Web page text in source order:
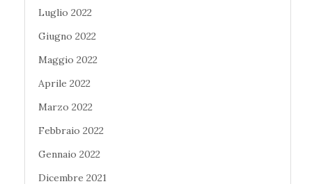
Luglio 2022
Giugno 2022
Maggio 2022
Aprile 2022
Marzo 2022
Febbraio 2022
Gennaio 2022
Dicembre 2021